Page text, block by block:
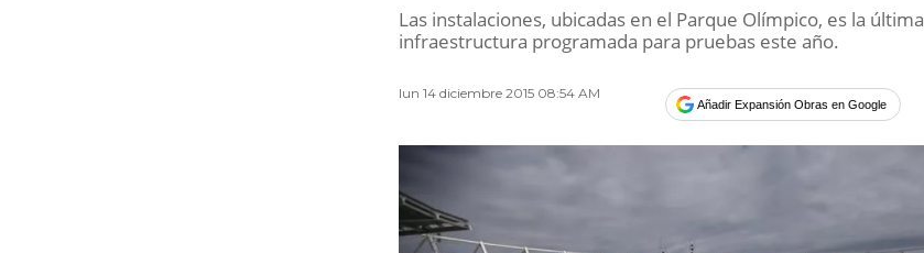
Las instalaciones, ubicadas en el Parque Olímpico, es la última
infraestructura programada para pruebas este año.
lun 14 diciembre 2015 08:54 AM
Añadir Expansión Obras en Google